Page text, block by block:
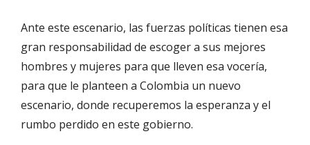
Ante este escenario, las fuerzas políticas tienen esa
gran responsabilidad de escoger a sus mejores
hombres y mujeres para que lleven esa vocería,
para que le planteen a Colombia un nuevo
escenario, donde recuperemos la esperanza y el
rumbo perdido en este gobierno.